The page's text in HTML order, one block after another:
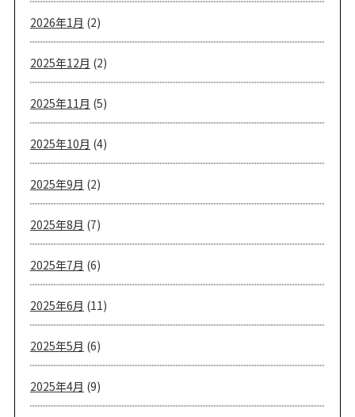
2026年1月 (2)
2025年12月 (2)
2025年11月 (5)
2025年10月 (4)
2025年9月 (2)
2025年8月 (7)
2025年7月 (6)
2025年6月 (11)
2025年5月 (6)
2025年4月 (9)